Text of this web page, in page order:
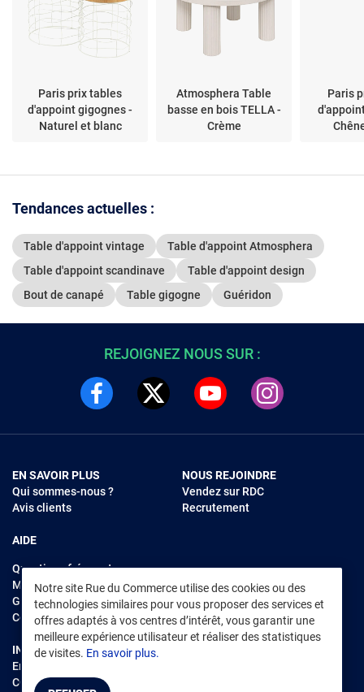
Paris prix tables
d'appoint gigognes -
Naturel et blanc
Atmosphera Table
basse en bois TELLA -
Crème
Paris
Tendances actuelles :
Table d'appoint vintage
Table d'appoint Atmosphera
Table d'appoint scandinave
Table d'appoint design
Bout de canapé
Table gigogne Guéridon
Notre site Rue du Commerce utilise des cookies ou des
technologies similaires pour vous proposer des services et
offres adaptés à vos centres d’intérêt, vous garantir une
meilleure expérience utilisateur et réaliser des statistiques
de visites. En savoir plus.
REJOIGNEZ NOUS SUR :
EN SAVOIR PLUS
Qui sommes-nous ?
Avis clients
AIDE
Questions fréquentes
Modes de règlements
Garantie et retours
Contacter Rue du Commerce
NOUS REJOINDRE
Vendez sur RDC
Recrutement
INFORMATIONS LÉGALES
Environnement
CGV /CGU Marketplace